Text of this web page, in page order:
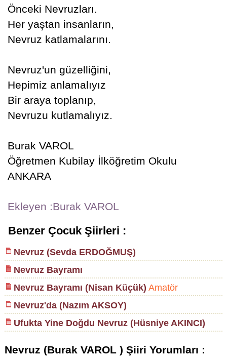
Önceki Nevruzları.
Her yaştan insanların,
Nevruz katlamalarını.
Nevruz'un güzelliğini,
Hepimiz anlamalıyız
Bir araya toplanıp,
Nevruzu kutlamalıyız.
Burak VAROL
Öğretmen Kubilay İlköğretim Okulu
ANKARA
Ekleyen :Burak VAROL
Benzer Çocuk Şiirleri :
Nevruz (Sevda ERDOĞMUŞ)
Nevruz Bayramı
Nevruz Bayramı (Nisan Küçük) Amatör
Nevruz'da (Nazım AKSOY)
Ufukta Yine Doğdu Nevruz (Hüsniye AKINCI)
Nevruz (Burak VAROL ) Şiiri Yorumları :